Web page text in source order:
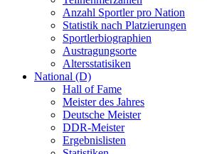
Anzahl Sportler pro Nation
Statistik nach Platzierungen
Sportlerbiographien
Austragungsorte
Altersstatisiken
National (D)
Hall of Fame
Meister des Jahres
Deutsche Meister
DDR-Meister
Ergebnislisten